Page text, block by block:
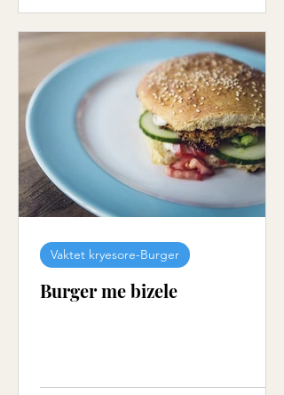
Burger me bizele
Vaktet kryesore-Burger